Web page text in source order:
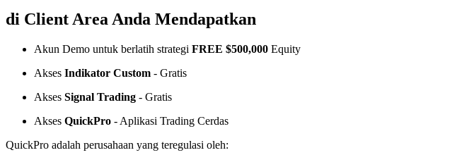
di Client Area Anda Mendapatkan
Akun Demo untuk berlatih strategi FREE $500,000 Equity
Akses Indikator Custom - Gratis
Akses Signal Trading - Gratis
Akses QuickPro - Aplikasi Trading Cerdas
QuickPro adalah perusahaan yang teregulasi oleh: